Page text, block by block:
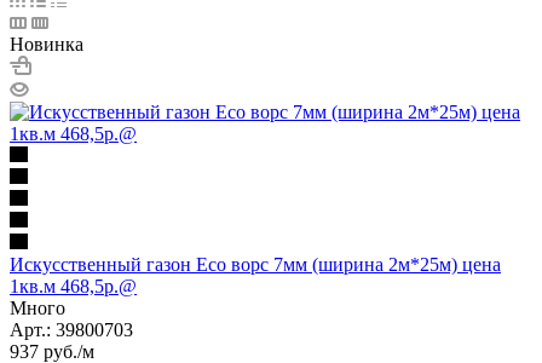
Новинка
Искусственный газон Eco ворс 7мм (ширина 2м*25м) цена
1кв.м 468,5р.@
Много
Арт.: 39800703
937 руб./м